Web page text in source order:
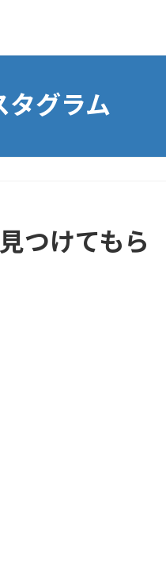
タグラム
つけてもら